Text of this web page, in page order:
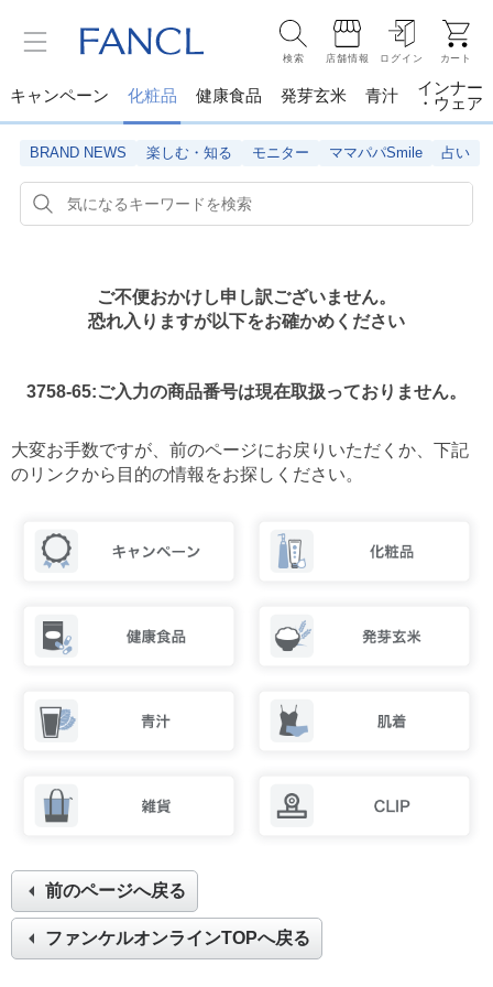
検索 店舗情報 ログイン カート
キャンペーン 化粧品 健康食品 発芽玄米 青汁
インナー
・ウェア
BRAND NEWS 楽しむ・知る モニター ママパパSmile 占い
ご不便おかけし申し訳ございません。
恐れ入りますが以下をお確かめください
3758-65:ご入力の商品番号は現在取扱っておりません。
大変お手数ですが、前のページにお戻りいただくか、 下記
のリンクから目的の情報をお探しください。
前のページへ戻る
ファンケルオンラインTOPへ戻る